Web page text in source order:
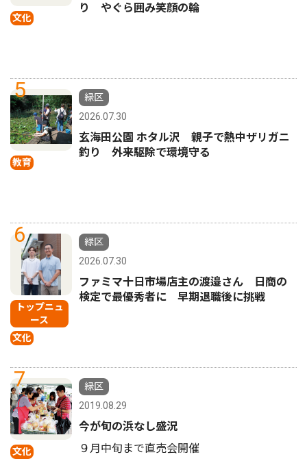
文化
り やぐら囲み笑顔の輪
5
教育
緑区
2026.07.30
玄海田公園 ホタル沢 親子で熱中ザリガニ
釣り 外来駆除で環境守る
6
トップニュ
ース
文化
緑区
2026.07.30
ファミマ十日市場店主の渡邉さん 日商の
検定で最優秀者に 早期退職後に挑戦
7
文化
緑区
2019.08.29
今が旬の浜なし盛況
９月中旬まで直売会開催